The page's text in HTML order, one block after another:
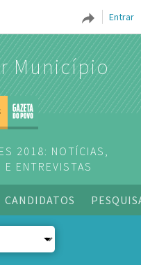
Entrar
Município
2018: NOTÍCIAS,
ENTREVISTAS
CANDIDATOS